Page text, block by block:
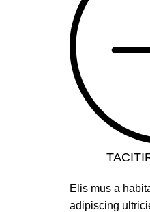
Elis mus a
adipiscing